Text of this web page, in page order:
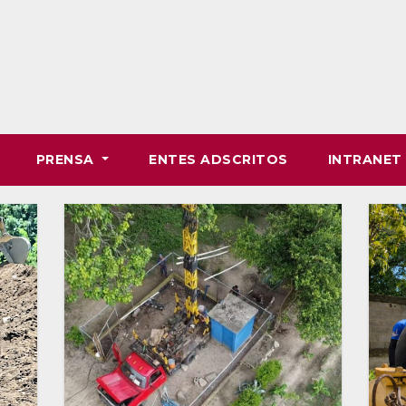
PRENSA ENTES ADSCRITOS INTRANET